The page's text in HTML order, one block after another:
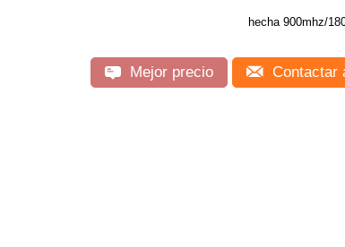
hecha 900mhz/
Mejor precio Contactar